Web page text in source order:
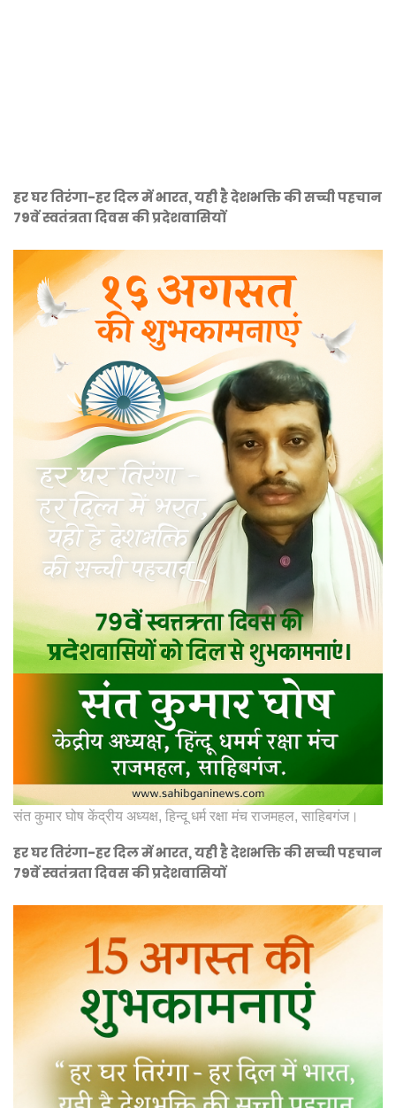
हर घर तिरंगा-हर दिल में भारत, यही है देशभक्ति की सच्ची पहचान
79वें स्वतंत्रता दिवस की प्रदेशवासियों
संत कुमार घोष केंद्रीय अध्यक्ष, हिन्दू धर्म रक्षा मंच राजमहल, साहिबगंज।
हर घर तिरंगा-हर दिल में भारत, यही है देशभक्ति की सच्ची पहचान
79वें स्वतंत्रता दिवस की प्रदेशवासियों